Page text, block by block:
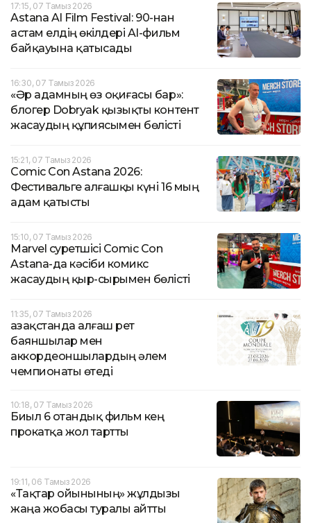
17:15, 07 Тамыз 2026
Astana AI Film Festival: 90-нан
астам елдің өкілдері AI-фильм
байқауына қатысады
16:30, 07 Тамыз 2026
«Әр адамның өз оқиғасы бар»:
блогер Dobryak қызықты контент
жасаудың құпиясымен бөлісті
15:21, 07 Тамыз 2026
Comic Con Astana 2026:
Фестивальге алғашқы күні 16 мың
адам қатысты
15:10, 07 Тамыз 2026
Marvel суретшісі Comic Con
Astana-да кәсіби комикс
жасаудың қыр-сырымен бөлісті
11:35, 07 Тамыз 2026
Қазақстанда алғаш рет
баяншылар мен
аккордеоншылардың әлем
чемпионаты өтеді
10:18, 07 Тамыз 2026
Биыл 6 отандық фильм кең
прокатқа жол тартты
19:11, 06 Тамыз 2026
«Тақтар ойынының» жұлдызы
жаңа жобасы туралы айтты